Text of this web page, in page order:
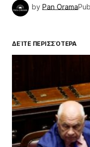
by Pan Orama
ΔΕΊΤΕ ΠΕΡΙΣΣΌΤΕΡΑ